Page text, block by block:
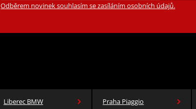
Odběrem novinek souhlasím se zasíláním osobních údajů.
Liberec BMW Praha Piaggio